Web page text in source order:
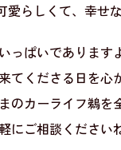
らしくて、幸せ
っぱいであります
てくださる日を心
カーライフ鵜を
にご相談ください